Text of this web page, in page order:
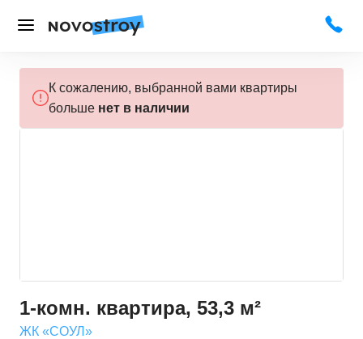
К сожалению, выбранной вами квартиры
больше нет в наличии
1-комн. квартира, 53,3 м²
ЖК «СОУЛ»